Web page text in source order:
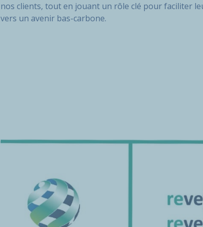
nos clients, tout en jouant un rôle clé pour faciliter
vers un avenir bas-carbone.